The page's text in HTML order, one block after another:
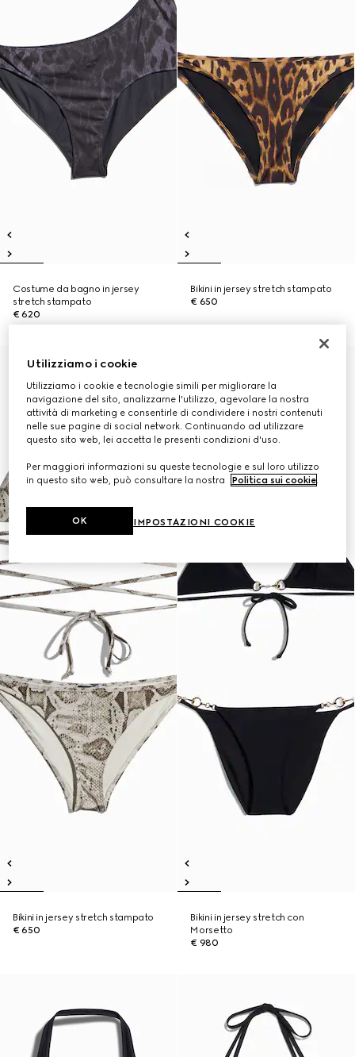
Costume da bagno in jersey
stretch stampato
€ 620
Bikini in jersey stretch stampato
€ 650
Bikini in jersey stretch stampato
€ 650
Bikini in jersey stretch con
Morsetto
€ 980
Utilizziamo i cookie
Utilizziamo i cookie e tecnologie simili per migliorare la
navigazione del sito, analizzarne l'utilizzo, agevolare la nostra
attività di marketing e consentirle di condividere i nostri contenuti
nelle sue pagine di social network. Continuando ad utilizzare
questo sito web, lei accetta le presenti condizioni d'uso.
Per maggiori informazioni su queste tecnologie e sul loro utilizzo
in questo sito web, può consultare la nostra
Politica sui cookie.
IMPOSTAZIONI COOKIE
OK